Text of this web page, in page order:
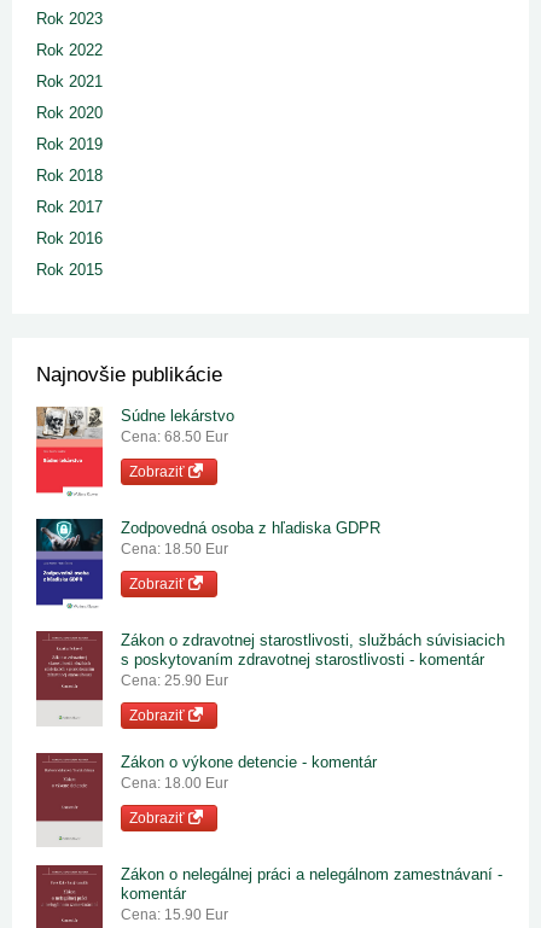
Rok 2023
Rok 2022
Rok 2021
Rok 2020
Rok 2019
Rok 2018
Rok 2017
Rok 2016
Rok 2015
Najnovšie publikácie
Súdne lekárstvo
Cena: 68.50 Eur
Zobraziť
Zodpovedná osoba z hľadiska GDPR
Cena: 18.50 Eur
Zobraziť
Zákon o zdravotnej starostlivosti, službách súvisiacich
s poskytovaním zdravotnej starostlivosti - komentár
Cena: 25.90 Eur
Zobraziť
Zákon o výkone detencie - komentár
Cena: 18.00 Eur
Zobraziť
Zákon o nelegálnej práci a nelegálnom zamestnávaní -
komentár
Cena: 15.90 Eur